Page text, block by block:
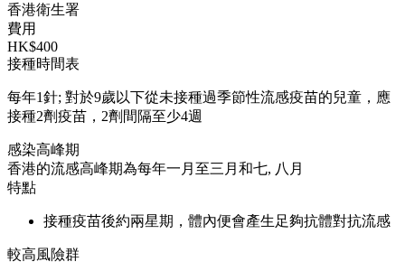
香港衛生署
費用
HK$400
接種時間表
每年1針; 對於9歲以下從未接種過季節性流感疫苗的兒童，應
接種2劑疫苗，2劑間隔至少4週
感染高峰期
香港的流感高峰期為每年一月至三月和七, 八月
特點
接種疫苗後約兩星期，體內便會產生足夠抗體對抗流感
較高風險群